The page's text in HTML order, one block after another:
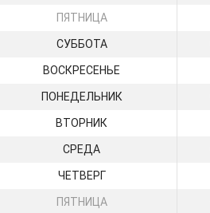
ПЯТНИЦА
СУББОТА
ВОСКРЕСЕНЬЕ
ПОНЕДЕЛЬНИК
ВТОРНИК
СРЕДА
ЧЕТВЕРГ
ПЯТНИЦА